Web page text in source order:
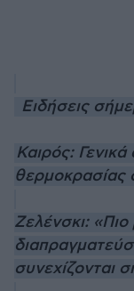
Ειδήσεις
Καιρός:
θερμοκρασίας
Ζελένσκι: «Πιο
συνεχίζονται